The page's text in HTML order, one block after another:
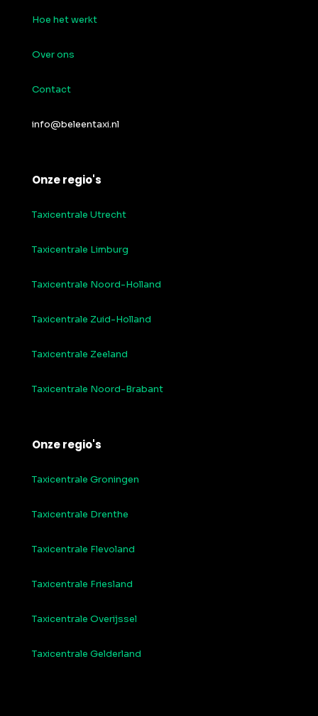
Hoe het werkt
Over ons
Contact
info@beleentaxi.nl
Onze regio's
Taxicentrale Utrecht
Taxicentrale Limburg
Taxicentrale Noord-Holland
Taxicentrale Zuid-Holland
Taxicentrale Zeeland
Taxicentrale Noord-Brabant
Onze regio's
Taxicentrale Groningen
Taxicentrale Drenthe
Taxicentrale Flevoland
Taxicentrale Friesland
Taxicentrale Overijssel
Taxicentrale Gelderland